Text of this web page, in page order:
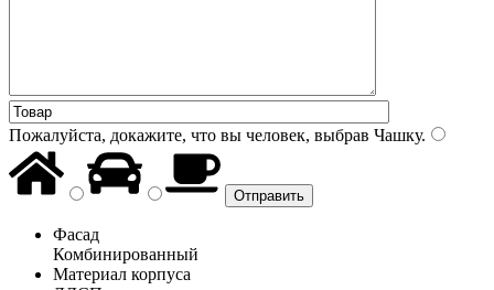
Пожалуйста, докажите, что вы человек, выбрав Чашку.
Фасад
Комбинированный
Материал корпуса